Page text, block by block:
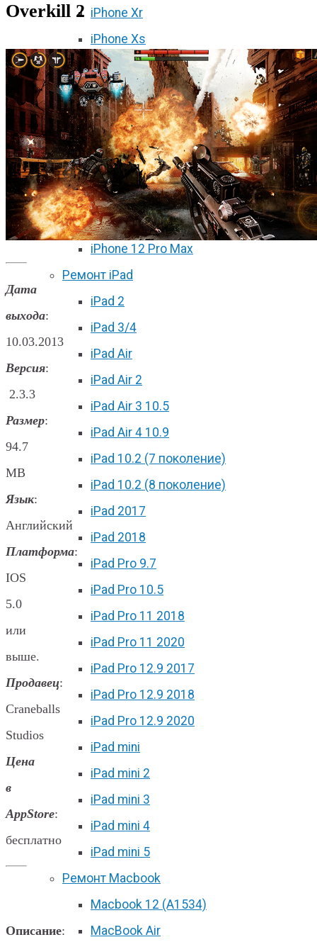
iPhone Xr
iPhone Xs
iPhone Xs Max
iPhone 11
iPhone 11 Pro
iPhone 11 Pro Max
iPhone 12 mini
iPhone 12
iPhone 12 Pro
iPhone 12 Pro Max
Ремонт iPad
iPad 2
iPad 3/4
iPad Air
iPad Air 2
iPad Air 3 10.5
iPad Air 4 10.9
iPad 10.2 (7 поколение)
iPad 10.2 (8 поколение)
iPad 2017
iPad 2018
iPad Pro 9.7
iPad Pro 10.5
iPad Pro 11 2018
iPad Pro 11 2020
iPad Pro 12.9 2017
iPad Pro 12.9 2018
iPad Pro 12.9 2020
iPad mini
iPad mini 2
iPad mini 3
iPad mini 4
iPad mini 5
Ремонт Macbook
Macbook 12 (А1534)
MacBook Air
Overkill 2
Дата
выхода:
10.03.2013
Версия:
2.3.3
Размер:
94.7
MB
Язык:
Английский
Платформа:
IOS
5.0
или
выше.
Продавец:
Craneballs
Studios
Цена
в
AppStore:
бесплатно
Описание: